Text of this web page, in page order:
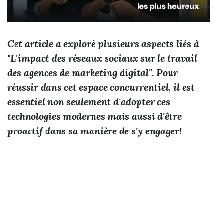
Cet article a exploré plusieurs aspects liés à
"L'impact des réseaux sociaux sur le travail
des agences de marketing digital". Pour
réussir dans cet espace concurrentiel, il est
essentiel non seulement d'adopter ces
technologies modernes mais aussi d'être
proactif dans sa manière de s'y engager!